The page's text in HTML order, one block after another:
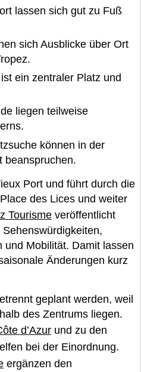
lassen sich gut zu Fuß
sich Ausblicke über Ort
ein zentraler Platz und
liegen teilweise
können in der
beanspruchen.
Port und führt durch die
des Lices und weiter
Tourisme veröffentlicht
und Mobilität. Damit lassen
Änderungen kurz
geplant werden, weil
des Zentrums liegen.
d’Azur und zu den
bei der Einordnung.
ergänzen den